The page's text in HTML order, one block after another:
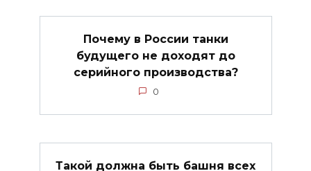
Почему в России танки
будущего не доходят до
серийного производства?
0
Такой должна быть башня всех